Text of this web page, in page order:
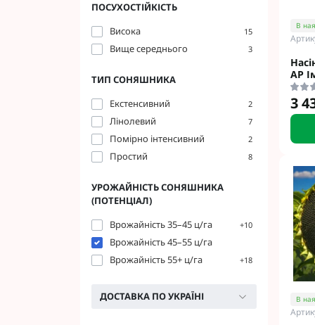
Фунгіциди
Фунгіциди
Фунгіциди
Фунгіциди
Фунгіциди
Фунгіциди BASF
Фунгіциди
Фунгіциди FMC
Фунгіциди
Фунгіциди
ПОСУХОСТІЙКІСТЬ
Висока
15
Вище середнього 3
ТИП СОНЯШНИКА
Екстенсивний
2
Лінолевий 7
Помірно інтенсивний 2
Простий 8
УРОЖАЙНІСТЬ СОНЯШНИКА
(ПОТЕНЦІАЛ)
Врожайність 35–45 ц/га
+10
Врожайність 45–55 ц/га
Врожайність 55+ ц/га
+18
ДОСТАВКА ПО УКРАЇНІ
В
АР
3
В